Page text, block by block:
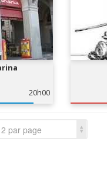
20h00
par page